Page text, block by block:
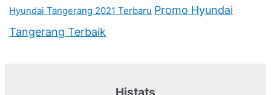
Hyundai Tangerang 2021 Terbaru Promo Hyundai
Tangerang Terbaik
Histats